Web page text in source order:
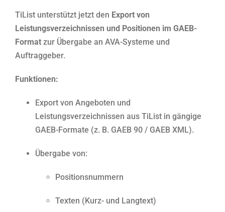
TiList unterstützt jetzt den Export von
Leistungsverzeichnissen und Positionen im GAEB-
Formatzur Übergabe an AVA-Systeme und
Auftraggeber.
Funktionen:
Export von Angeboten und
Leistungsverzeichnissen aus TiList in gängige
GAEB-Formate (z. B. GAEB 90 / GAEB XML).
Übergabe von:
Positionsnummern
Texten (Kurz- und Langtext)